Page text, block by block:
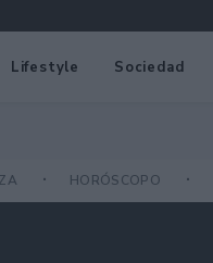
Lifestyle Sociedad
HORÓSCOPO